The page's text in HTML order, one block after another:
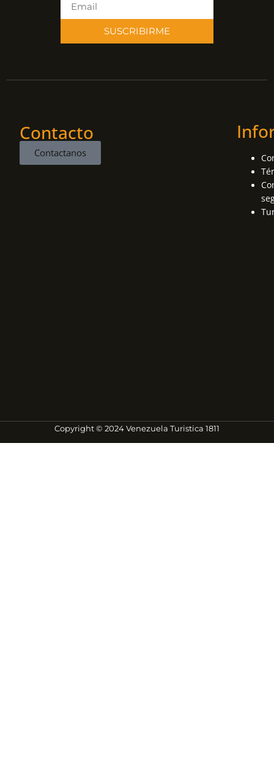
SUSCRIBIRME
Contacto
Contactanos
Copyright © 2024 Venezuela Turistica 1811